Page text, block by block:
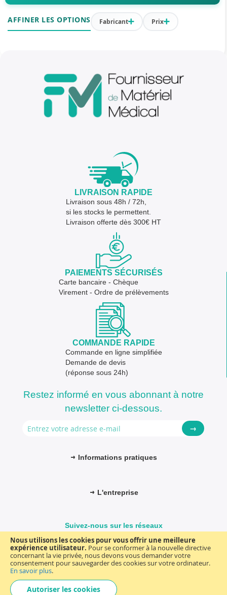
Nous utilisons les cookies pour vous offrir une meilleure
expérience utilisateur. Pour se conformer à la nouvelle directive
concernant la vie privée, nous devons vous demander votre
consentement pour sauvegarder des cookies sur votre ordinateur.
En savoir plus.
Autoriser les cookies
AFFINER LES OPTIONS Fabricant Prix
LIVRAISON RAPIDE
Livraison sous 48h / 72h,
si les stocks le permettent.
Livraison offerte dès 300€ HT
PAIEMENTS SÉCURISÉS
Carte bancaire - Chèque
Virement - Ordre de prélèvements
COMMANDE RAPIDE
Commande en ligne simplifiée
Demande de devis
(réponse sous 24h)
Restez informé en vous abonnant à notre
newsletter ci-dessous.
→
Informations pratiques
L'entreprise
Suivez-nous sur les réseaux
© FM-médical. Tous droits réservés 2025Termes et Conditions
Choisir
une
general